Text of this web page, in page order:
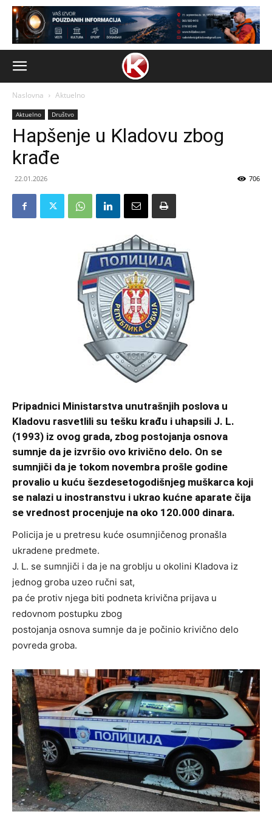
Naslovna Aktuelno
Aktuelno Društvo
Hapšenje u Kladovu zbog
krađe
22.01.2026 706
Pripadnici Ministarstva unutrašnjih poslova u
Kladovu rasvetlili su tešku krađu i uhapsili J. L.
(1993) iz ovog grada, zbog postojanja osnova
sumnje da je izvršio ovo krivično delo. On se
sumnjiči da je tokom novembra prošle godine
provalio u kuću šezdesetogodišnjeg muškarca koji
se nalazi u inostranstvu i ukrao kućne aparate čija
se vrednost procenjuje na oko 120.000 dinara.
Policija je u pretresu kuće osumnjičenog pronašla
ukradene predmete.
J. L. se sumnjiči i da je na groblju u okolini Kladova iz
jednog groba uzeo ručni sat,
pa će protiv njega biti podneta krivična prijava u
redovnom postupku zbog
postojanja osnova sumnje da je počinio krivično delo
povreda groba.